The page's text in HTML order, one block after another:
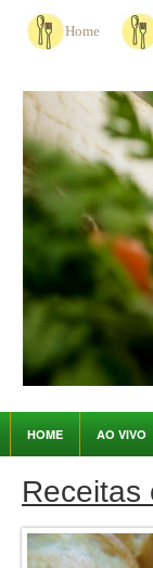
Home
HOME AO VIVO
Receitas